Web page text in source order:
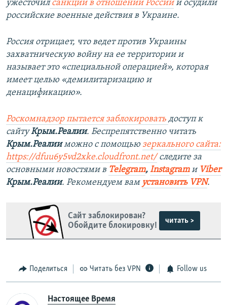
ужесточилсанкции в отношении Россиии осудили
российские военные действия в Украине.
Россия отрицает, что ведет против Украины
захватническую войну на ее территории и
называет это «специальной операцией», которая
имеет целью «демилитаризацию и
денацификацию».
Роскомнадзор пытается заблокировать доступ к
сайтуКрым.Реалии. Беспрепятственно читать
Крым.Реалииможно с помощью зеркального сайта:
https://dfuu6y5vd2xke.cloudfront.net/следите за
основными новостями в Telegram, Instagramи Viber
Крым.Реалии. Рекомендуем вам установить VPN.
Сайт заблокирован?
Обойдите блокировку!
читать >
Поделиться Читать без VPN Follow us
Настоящее Время